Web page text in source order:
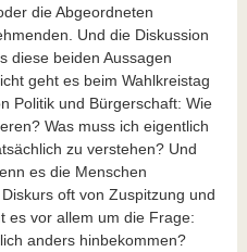
die Abgeordneten
Und die Diskussion
diese beiden Aussagen
geht es beim Wahlkreistag
Politik und Bürgerschaft: Wie
Was muss ich eigentlich
zu verstehen? Und
es die Menschen
oft von Zuspitzung und
es vor allem um die Frage:
anders hinbekommen?